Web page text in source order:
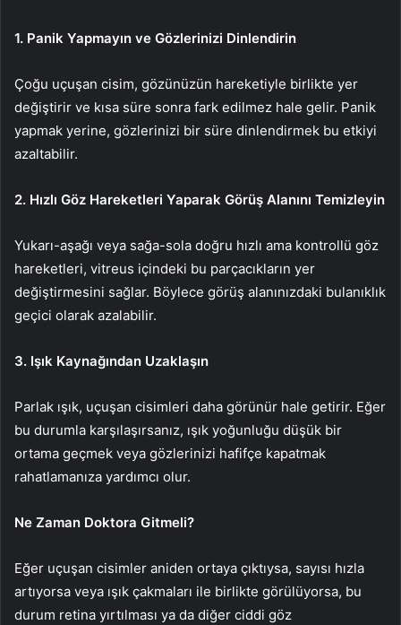
1. Panik Yapmayın ve Gözlerinizi Dinlendirin
Çoğu uçuşan cisim, gözünüzün hareketiyle birlikte yer
değiştirir ve kısa süre sonra fark edilmez hale gelir. Panik
yapmak yerine, gözlerinizi bir süre dinlendirmek bu etkiyi
azaltabilir.
2. Hızlı Göz Hareketleri Yaparak Görüş Alanını Temizleyin
Yukarı-aşağı veya sağa-sola doğru hızlı ama kontrollü göz
hareketleri, vitreus içindeki bu parçacıkların yer
değiştirmesini sağlar. Böylece görüş alanınızdaki bulanıklık
geçici olarak azalabilir.
3. Işık Kaynağından Uzaklaşın
Parlak ışık, uçuşan cisimleri daha görünür hale getirir. Eğer
bu durumla karşılaşırsanız, ışık yoğunluğu düşük bir
ortama geçmek veya gözlerinizi hafifçe kapatmak
rahatlamanıza yardımcı olur.
Ne Zaman Doktora Gitmeli?
Eğer uçuşan cisimler aniden ortaya çıktıysa, sayısı hızla
artıyorsa veya ışık çakmaları ile birlikte görülüyorsa, bu
durum retina yırtılması ya da diğer ciddi göz